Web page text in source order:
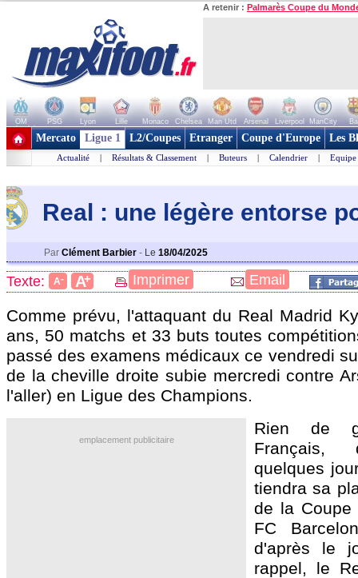
A retenir : Palmarès Coupe du
OM PSG Lyon Lille Monaco Chelsea Man Utd Arsenal Liverpool ManCity
+ de clubs
Mercato Ligue 1 L2/Coupes Etranger Coupe d'Europe Les
Actualité | Résultats & Classement | Buteurs | Calendrier | Equipe
Real : une légère entorse
Par Clément Barbier - Le 18/04/2025
Texte: A- A+ Imprimer Email
Comme prévu, l'attaquant du Real Madrid
ans, 50 matchs et 33 buts toutes
passé des examens médicaux ce vendredi
de la cheville droite subie mercredi contre
l'aller) en Ligue des Champions.
emplacement publicitaire
Rien de
Français,
quelques
tiendra sa
de la
FC
d'après le
rappel, le